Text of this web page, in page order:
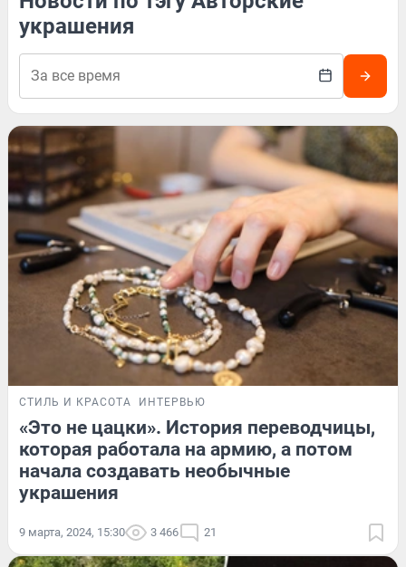
украшения
СТИЛЬ И КРАСОТА ИНТЕРВЬЮ
«Это не цацки». История переводчицы,
которая работала на армию, а потом
начала создавать необычные
украшения
9 марта, 2024, 15:30 3 466 21